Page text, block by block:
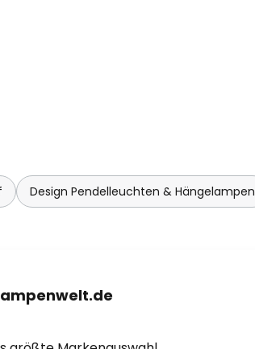
Design Pendelleuchten & Hängelampen